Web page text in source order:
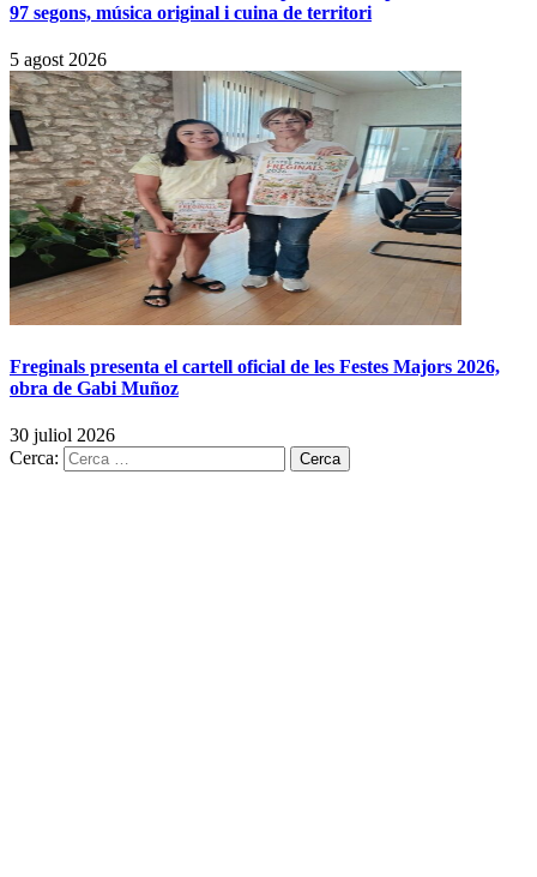
97 segons, música original i cuina de territori
5 agost 2026
Freginals presenta el cartell oficial de les Festes Majors 2026,
obra de Gabi Muñoz
30 juliol 2026
Cerca: